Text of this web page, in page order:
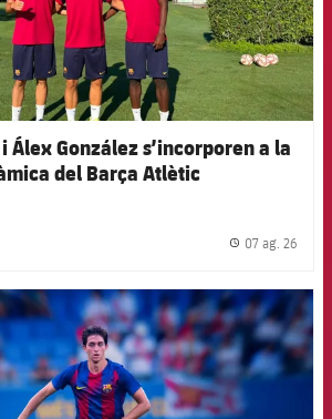
Álex González s’incorporen a la
del Barça Atlètic
07 ag. 26
FCB Barcelona badge